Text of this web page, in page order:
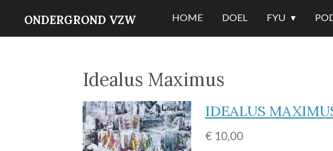
ONDERGROND VZW HOME DOEL FYU
Idealus Maximus
IDEALUS
€ 10,00